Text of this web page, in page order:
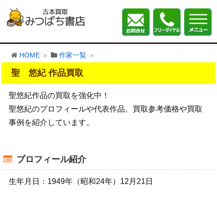
HOME 作家一覧
聖 悠紀 作品買取
聖悠紀作品の買取を強化中！
聖悠紀のプロフィールや代表作品、買取参考価格や買取
事例を紹介しています。
プロフィール紹介
生年月日：1949年（昭和24年）12月21日